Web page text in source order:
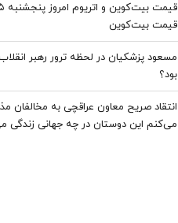
قیمت بیت‌کوین
مسعود پزشکیان در لحظه ترور رهبر
بود؟
انتقاد صریح معاون عراقچی به مخالفان
می‌کنم این دوستان در چه جهانی
عرصه تصمیم‌های دشوار و سنجش دقیق